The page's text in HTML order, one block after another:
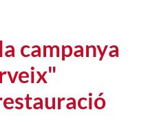
campanya